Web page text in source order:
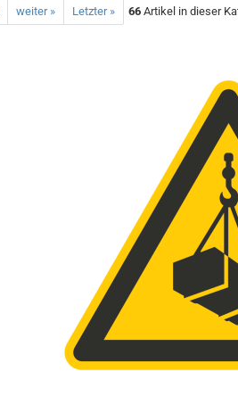
weiter » Letzter » 66 Artikel in dieser